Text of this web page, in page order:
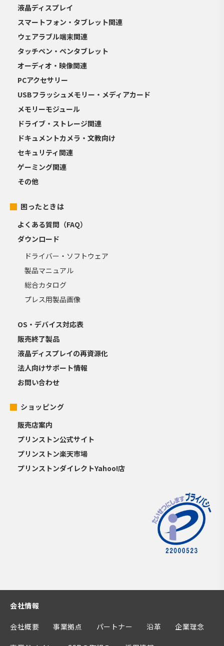
液晶ディスプレイ
スマートフォン・タブレット関連
ウェアラブル端末関連
タッチペン・ペンタブレット
オーディオ・映像関連
PCアクセサリー
USBフラッシュメモリー・メディアカード
メモリーモジュール
ドライブ・ストレージ関連
ドキュメントカメラ・文教向け
セキュリティ関連
ゲーミング関連
その他
困ったときは
よくある質問（FAQ）
ダウンロード
ドライバー・ソフトウェア
製品マニュアル
総合カタログ
プレス用製品画像
OS・デバイス対応表
販売終了製品
液晶ディスプレイの再資源化
法人向けサポート情報
お問い合わせ
ショッピング
販売店案内
プリンストン公式サイト
プリンストン楽天市場
プリンストンダイレクトYahoo!店
会社情報
会社概要 事業拠点 パートナー 沿革 企業理念